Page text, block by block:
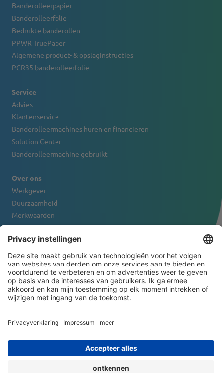
Banderolleerpapier
Banderolleerfolie
Bedrukte banderollen
PPWR TruePaper
Algemene product- & opslaginstructies
PCR35 banderolleerfolie
Service
Advies
Klantenservice
Banderolleermachines huren en financieren
Solution Center
Banderolleermachine gebruikt
Over ons
Werkgever
Duurzaamheid
Merkwaarden
Firmaportret
Contact
NIEUWSBRIEF
General Terms and Conditions